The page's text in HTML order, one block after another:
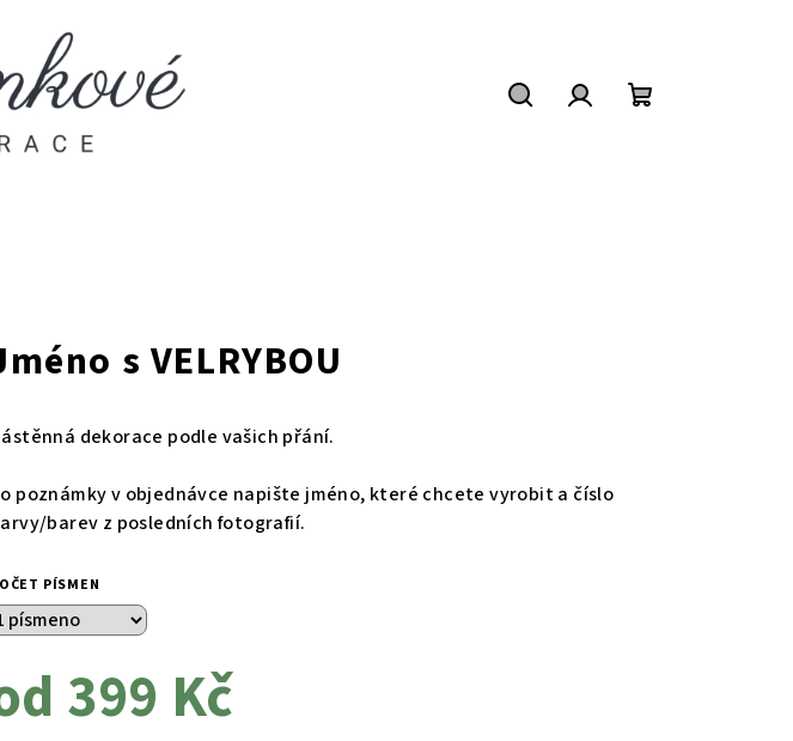
s VELRYBOU
dekorace podle vašich přání.
poznámky v objednávce napište jméno, které chcete vyrobit a číslo
barev z posledních fotografií.
PÍSMEN
399 Kč